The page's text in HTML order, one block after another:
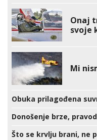
Onaj
svoje
Mi
Obuka prilagođena
Donošenje brze,
Što se krvlju brani, ne